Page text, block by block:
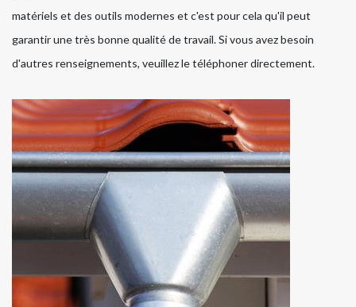
matériels et des outils modernes et c'est pour cela qu'il peut
garantir une très bonne qualité de travail. Si vous avez besoin
d'autres renseignements, veuillez le téléphoner directement.